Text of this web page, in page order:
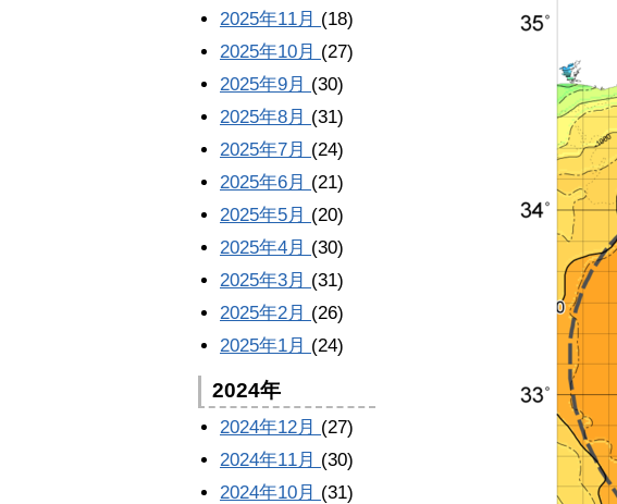
2025年11月 (18)
2025年10月 (27)
2025年9月 (30)
2025年8月 (31)
2025年7月 (24)
2025年6月 (21)
2025年5月 (20)
2025年4月 (30)
2025年3月 (31)
2025年2月 (26)
2025年1月 (24)
2024年
2024年12月 (27)
2024年11月 (30)
2024年10月 (31)